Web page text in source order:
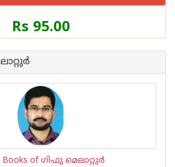
Price
of
Book
is
Rs 95.00
Books of ഗിഫു മെലാറ്റുര്‍‌